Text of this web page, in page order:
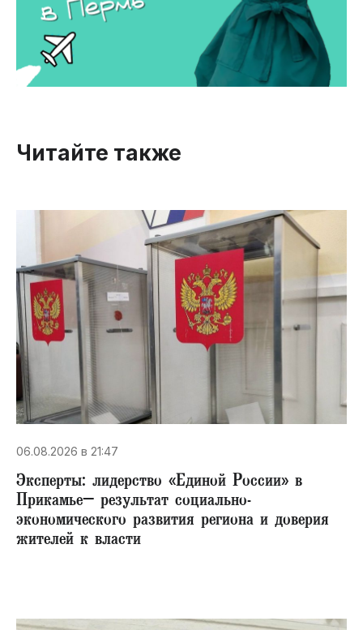
Читайте также
06.08.2026 в 21:47
Эксперты: лидерство «Единой России» в
Прикамье– результат социально-
экономического развития региона и доверия
жителей к власти